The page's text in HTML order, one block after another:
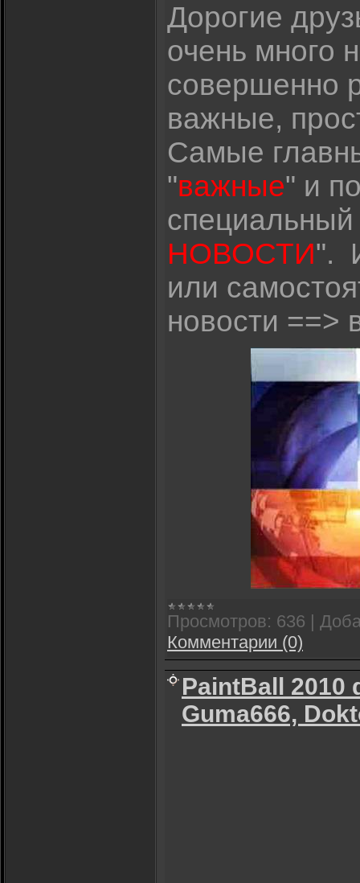
Дорогие
очень много
совершенно
важные,
Самые
"важные" и
НОВОСТИ".
или
новости ==>
Просмотров: 636 |
Комментарии (0)
PaintBall 2010
Guma666,